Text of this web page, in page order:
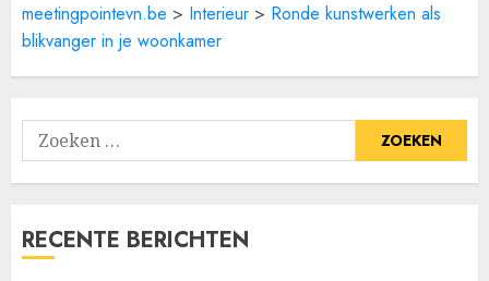
meetingpointevn.be > Interieur > Ronde kunstwerken als
blikvanger in je woonkamer
Zoeken
naar:
RECENTE BERICHTEN